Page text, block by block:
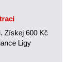
Získej 600 Kč
Ligy